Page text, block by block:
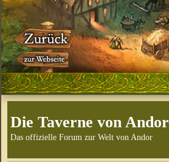
Die Taverne von Andor
Das offizielle Forum zur Welt von Andor